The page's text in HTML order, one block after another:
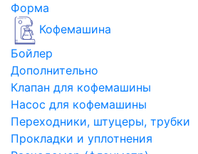
Форма
Кофемашина
Бойлер
Дополнительно
Клапан для кофемашины
Насос для кофемашины
Переходники, штуцеры, трубки
Прокладки и уплотнения